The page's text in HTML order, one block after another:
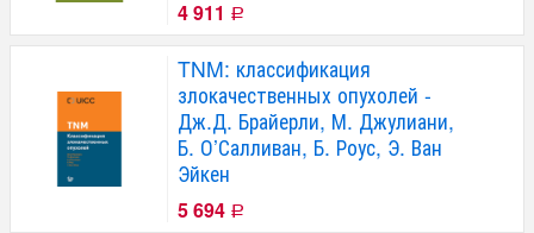
4 911 Р
TNM: классификация
злокачественных опухолей -
Дж.Д. Брайерли, М. Джулиани,
Б. О’Салливан, Б. Роус, Э. Ван
Эйкен
5 694 Р